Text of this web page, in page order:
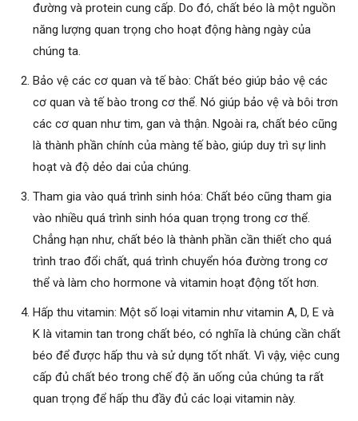
đường và protein cung cấp. Do đó, chất béo là một nguồn
năng lượng quan trọng cho hoạt động hàng ngày của
chúng ta.
Bảo vệ các cơ quan và tế bào: Chất béo giúp bảo vệ các
cơ quan và tế bào trong cơ thể. Nó giúp bảo vệ và bôi trơn
các cơ quan như tim, gan và thận. Ngoài ra, chất béo cũng
là thành phần chính của màng tế bào, giúp duy trì sự linh
hoạt và độ dẻo dai của chúng.
Tham gia vào quá trình sinh hóa: Chất béo cũng tham gia
vào nhiều quá trình sinh hóa quan trọng trong cơ thể.
Chẳng hạn như, chất béo là thành phần cần thiết cho quá
trình trao đổi chất, quá trình chuyển hóa đường trong cơ
thể và làm cho hormone và vitamin hoạt động tốt hơn.
Hấp thu vitamin: Một số loại vitamin như vitamin A, D, E và
K là vitamin tan trong chất béo, có nghĩa là chúng cần chất
béo để được hấp thu và sử dụng tốt nhất. Vì vậy, việc cung
cấp đủ chất béo trong chế độ ăn uống của chúng ta rất
quan trọng để hấp thu đầy đủ các loại vitamin này.